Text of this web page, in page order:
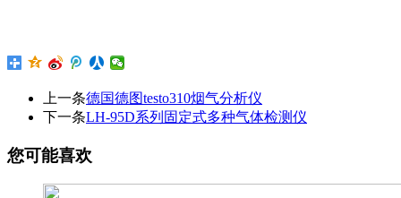
上一条德国德图testo310烟气分析仪
下一条LH-95D系列固定式多种气体检测仪
您可能喜欢